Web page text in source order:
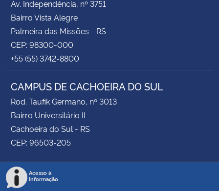
Av. Independência, nº 3751
Bairro Vista Alegre
Palmeira das Missões - RS
CEP: 98300-000
+55 (55) 3742-8800
CAMPUS DE CACHOEIRA DO SUL
Rod. Taufik Germano, nº 3013
Bairro Universitário II
Cachoeira do Sul - RS
CEP: 96503-205
Acesso à
Informação